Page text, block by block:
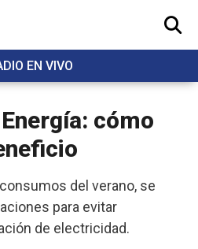
EN VIVO
BUSCAR
cómo
del verano, se
para evitar
de electricidad.